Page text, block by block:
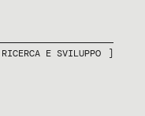
RICERCA E SVILUPPO